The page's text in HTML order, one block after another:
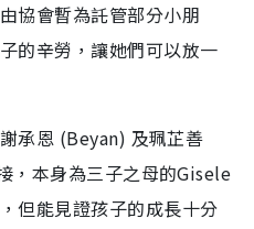
協會暫為託管部分小朋
的辛勞，讓她們可以放一
承恩 (Beyan) 及珮芷善
，本身為三子之母的Gisele
但能見證孩子的成長十分